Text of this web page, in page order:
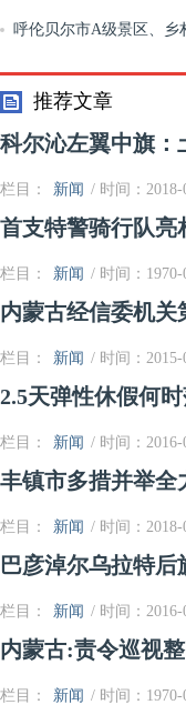
呼伦贝尔市A级景区、乡
待户提档升级工作取得新
推荐文章
科尔沁左翼中旗：
栏目： 新闻 / 时间：2018-
首支特警骑行队亮
栏目： 新闻 / 时间：1970-
内蒙古经信委机
栏目： 新闻 / 时间：2015-
2.5天弹性休假何
栏目： 新闻 / 时间：2016-
丰镇市多措并举全
栏目： 新闻 / 时间：2018-
巴彦淖尔乌拉特
栏目： 新闻 / 时间：2016-
内蒙古:责令巡视
栏目： 新闻 / 时间：1970-